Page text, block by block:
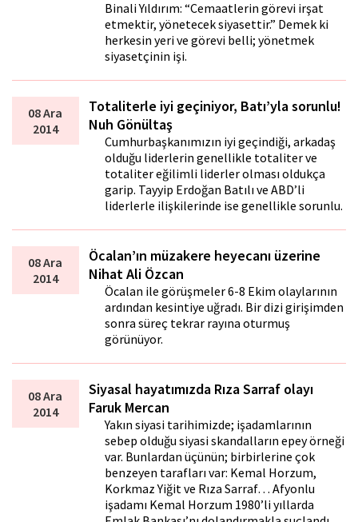
Binali Yıldırım: “Cemaatlerin görevi irşat
etmektir, yönetecek siyasettir.” Demek ki
herkesin yeri ve görevi belli; yönetmek
siyasetçinin işi.
08 Ara
2014
Totaliterle iyi geçiniyor, Batı’yla sorunlu!
Nuh Gönültaş
Cumhurbaşkanımızın iyi geçindiği, arkadaş
olduğu liderlerin genellikle totaliter ve
totaliter eğilimli liderler olması oldukça
garip. Tayyip Erdoğan Batılı ve ABD’li
liderlerle ilişkilerinde ise genellikle sorunlu.
08 Ara
2014
Öcalan’ın müzakere heyecanı üzerine
Nihat Ali Özcan
Öcalan ile görüşmeler 6-8 Ekim olaylarının
ardından kesintiye uğradı. Bir dizi girişimden
sonra süreç tekrar rayına oturmuş
görünüyor.
08 Ara
2014
Siyasal hayatımızda Rıza Sarraf olayı
Faruk Mercan
Yakın siyasi tarihimizde; işadamlarının
sebep olduğu siyasi skandalların epey örneği
var. Bunlardan üçünün; birbirlerine çok
benzeyen tarafları var: Kemal Horzum,
Korkmaz Yiğit ve Rıza Sarraf… Afyonlu
işadamı Kemal Horzum 1980’li yıllarda